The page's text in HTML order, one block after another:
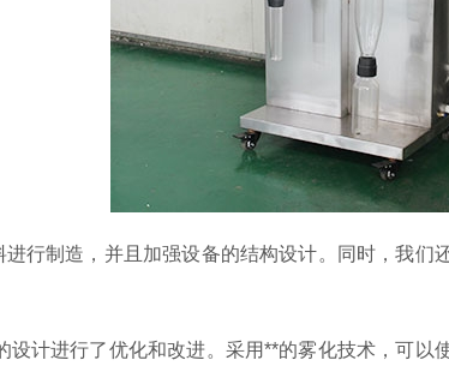
行制造，并且加强设备的结构设计。同时，我们
设计进行了优化和改进。采用**的雾化技术，可